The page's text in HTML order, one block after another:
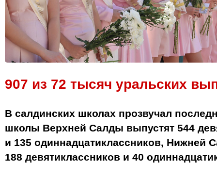
907 из 72 тысяч уральских
В салдинских школах прозвучал
школы Верхней Салды выпустят 544
и 135 одиннадцатиклассников, Нижней
188 девятиклассников и 40